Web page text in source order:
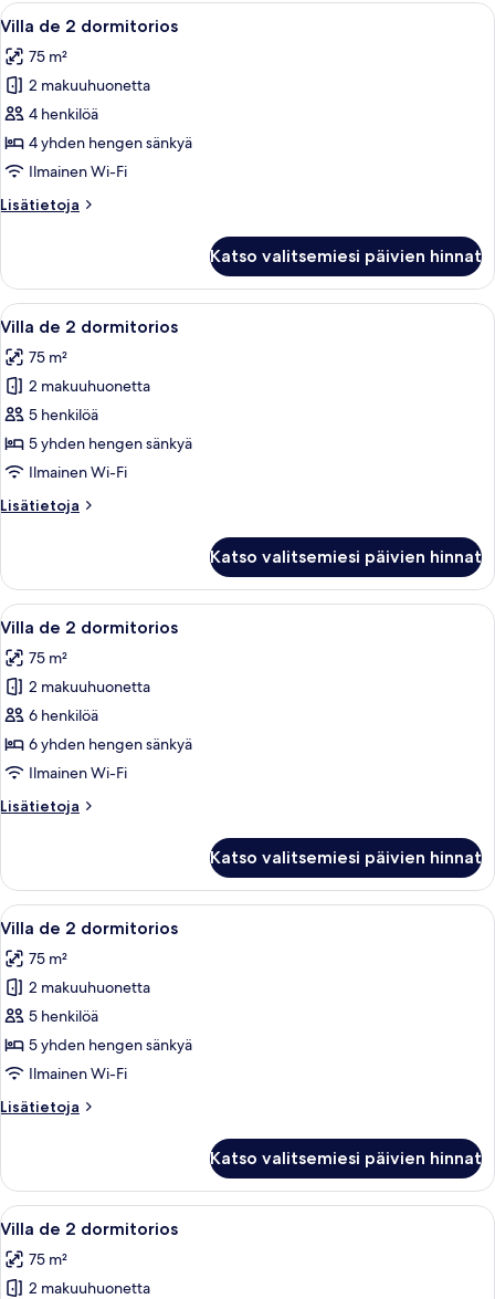
Avaa
kaikki
huonetyypin
Villa
de
2
dormitorios
Hotellihuone, jossa on suuri sänky,
9
Villa de 2 dormitorios
75 m²
2 makuuhuonetta
4 henkilöä
4 yhden hengen sänkyä
Ilmainen Wi-Fi
Lisätietoja
Lisätietoja
2
dormitorios
Katso valitsemiesi päivien hinnat
Avaa
kaikki
huonetyypin
Villa
de
2
dormitorios
Hotellihuone, jossa on suuri sänky,
9
Villa de 2 dormitorios
75 m²
2 makuuhuonetta
5 henkilöä
5 yhden hengen sänkyä
Ilmainen Wi-Fi
Lisätietoja
Lisätietoja
2
dormitorios
Katso valitsemiesi päivien hinnat
Avaa
kaikki
huonetyypin
Villa
de
2
dormitorios
Hotellihuone, jossa on suuri sänky,
9
Villa de 2 dormitorios
75 m²
2 makuuhuonetta
6 henkilöä
6 yhden hengen sänkyä
Ilmainen Wi-Fi
Lisätietoja
Lisätietoja
2
dormitorios
Katso valitsemiesi päivien hinnat
Avaa
kaikki
huonetyypin
Villa
de
2
dormitorios
Hotellihuone, jossa on suuri sänky,
8
Villa de 2 dormitorios
75 m²
2 makuuhuonetta
5 henkilöä
5 yhden hengen sänkyä
Ilmainen Wi-Fi
Lisätietoja
Lisätietoja
2
dormitorios
Katso valitsemiesi päivien hinnat
Avaa
kaikki
huonetyypin
Villa
Hotellihuone, jossa on suuri sänky,
8
Villa de 2 dormitorios
75 m²
2 makuuhuonetta